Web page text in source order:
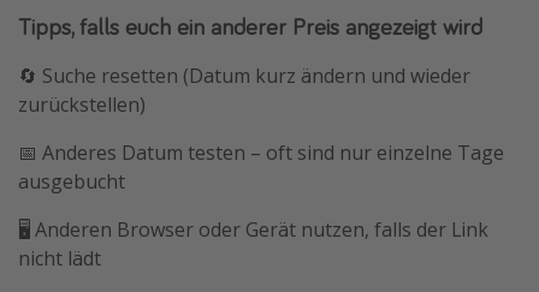
Tipps, falls euch ein anderer Preis angezeigt wird
🔄 Suche resetten (Datum kurz ändern und wieder
zurückstellen)
📅 Anderes Datum testen – oft sind nur einzelne Tage
ausgebucht
🖥️ Anderen Browser oder Gerät nutzen, falls der Link
nicht lädt